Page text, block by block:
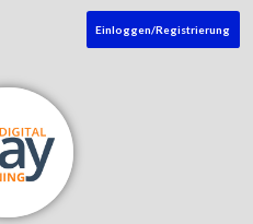
Einloggen/Registrierung